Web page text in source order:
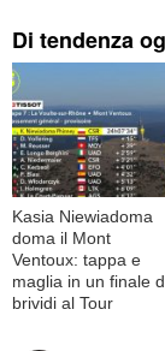
Di tendenza
Kasia Niewiadoma
doma il Mont
Ventoux: tappa e
maglia in un finale
brividi al Tour